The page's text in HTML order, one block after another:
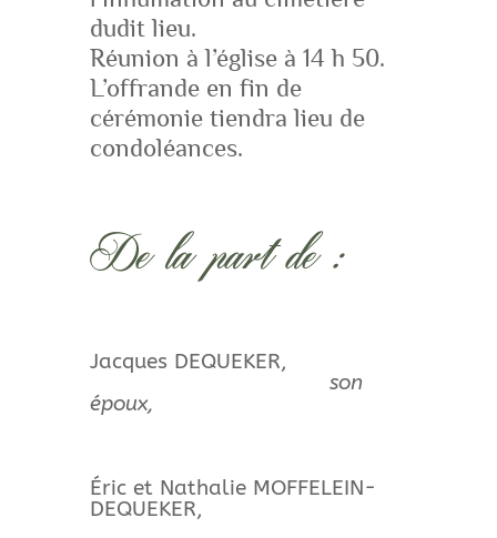
dudit lieu.
Réunion à l’église à 14 h 50.
L’offrande en fin de
cérémonie tiendra lieu de
condoléances.
De la part de :
Jacques DEQUEKER,
son
époux,
Éric et Nathalie MOFFELEIN-
DEQUEKER,